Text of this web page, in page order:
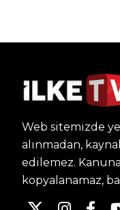
Web sitemizde
alınmadan,
edilemez.
kopyalanamaz,